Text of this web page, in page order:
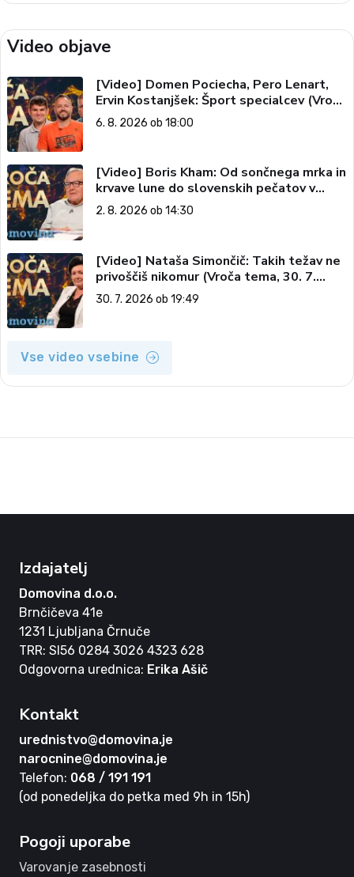
Video objave
[Video] Domen Pociecha, Pero Lenart,
Ervin Kostanjšek: Šport specialcev (Vroča
tema, 6. 8. 2026)
6. 8. 2026 ob 18:00
[Video] Boris Kham: Od sončnega mrka in
krvave lune do slovenskih pečatov v
vesolju (Vroča tema, 2. 8. 2026)
2. 8. 2026 ob 14:30
[Video] Nataša Simončič: Takih težav ne
privoščiš nikomur (Vroča tema, 30. 7.
2026)
30. 7. 2026 ob 19:49
Vse video vsebine
Izdajatelj
Domovina d.o.o.
Brnčičeva 41e
1231 Ljubljana Črnuče
TRR: SI56 0284 3026 4323 628
Odgovorna urednica: Erika Ašič
Kontakt
urednistvo@domovina.je
narocnine@domovina.je
Telefon: 068 / 191 191
(od ponedeljka do petka med 9h in 15h)
Pogoji uporabe
Varovanje zasebnosti